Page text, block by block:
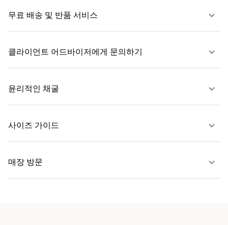
무료 배송 및 반품 서비스
자세히 보기
클라이언트 어드바이저에게 문의하기
윤리적인 채굴
사이즈 가이드
자세히 보기
매장 방문